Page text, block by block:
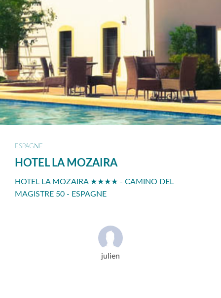
ESPAGNE
HOTEL LA MOZAIRA
HOTEL LA MOZAIRA ★★★★ - CAMINO DEL
MAGISTRE 50 - ESPAGNE
julien